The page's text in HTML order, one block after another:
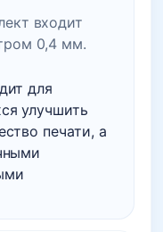
входит
0,4 мм.
для
улучшить
печати, а